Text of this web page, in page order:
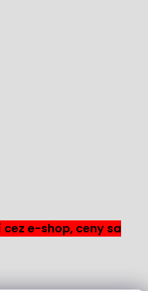
e-shop, ceny sa